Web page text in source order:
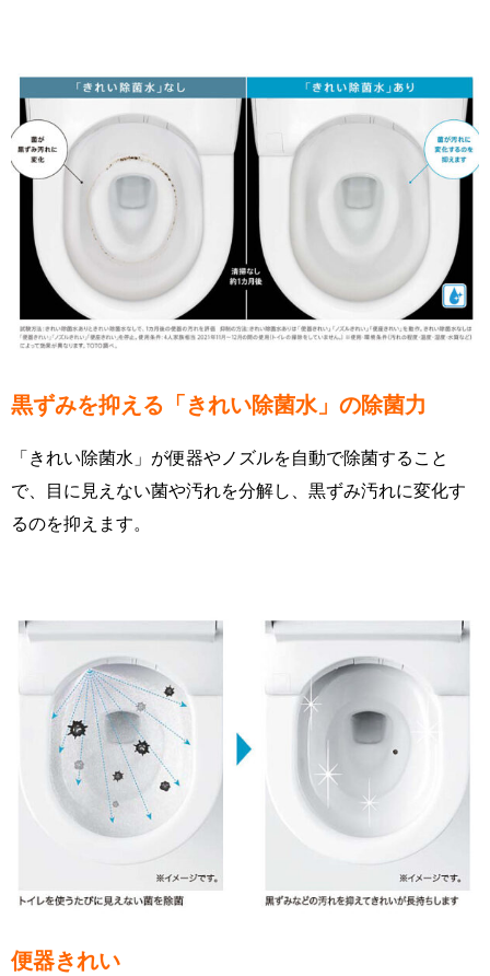
黒ずみを抑える「きれい除菌水」の除菌力
「きれい除菌水」が便器やノズルを自動で除菌すること
で、目に見えない菌や汚れを分解し、黒ずみ汚れに変化す
るのを抑えます。
便器きれい